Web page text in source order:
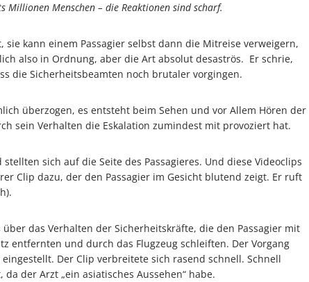
Millionen Menschen – die Reaktionen sind scharf.
sie kann einem Passagier selbst dann die Mitreise verweigern,
also in Ordnung, aber die Art absolut desaströs. Er schrie,
die Sicherheitsbeamten noch brutaler vorgingen.
überzogen, es entsteht beim Sehen und vor Allem Hören der
sein Verhalten die Eskalation zumindest mit provoziert hat.
sich auf die Seite des Passagieres. Und diese Videoclips
Clip dazu, der den Passagier im Gesicht blutend zeigt. Er ruft
das Verhalten der Sicherheitskräfte, die den Passagier mit
entfernten und durch das Flugzeug schleiften. Der Vorgang
Der Clip verbreitete sich rasend schnell. Schnell
der Arzt „ein asiatisches Aussehen“ habe.